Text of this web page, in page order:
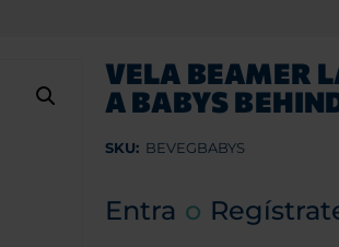
VELA BEAMER
A BABYS
SKU: BEVEGBABYS
Entra o